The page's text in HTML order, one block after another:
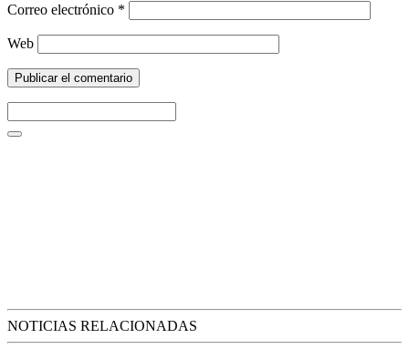
Correo electrónico *
Web
NOTICIAS RELACIONADAS